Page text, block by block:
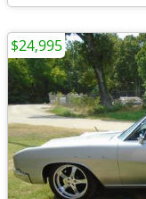
$24,995